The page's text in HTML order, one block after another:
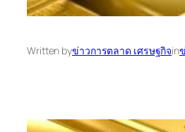
Written byข่าวการตลาด เศรษฐกิจin